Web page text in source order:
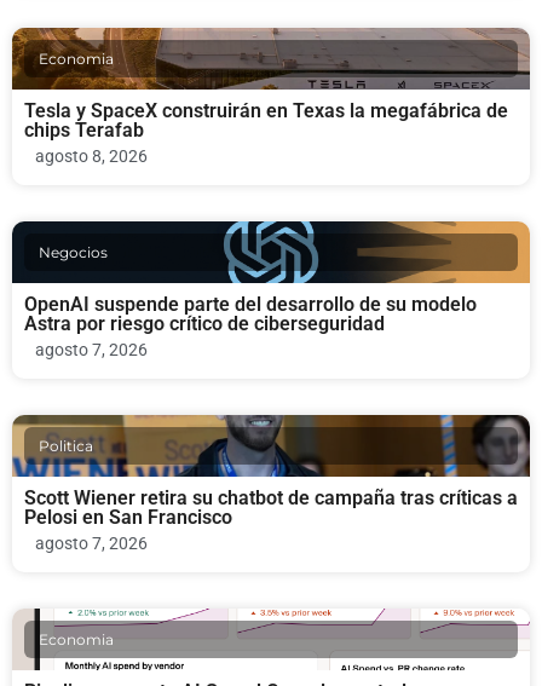
Economia
Tesla y SpaceX construirán en Texas la megafábrica de
chips Terafab
agosto 8, 2026
Negocios
OpenAI suspende parte del desarrollo de su modelo
Astra por riesgo crítico de ciberseguridad
agosto 7, 2026
Politica
Scott Wiener retira su chatbot de campaña tras críticas a
Pelosi en San Francisco
agosto 7, 2026
Economia